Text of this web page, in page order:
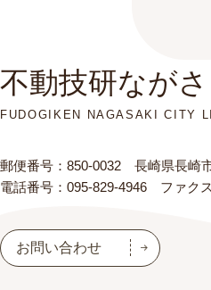
不動技研なが
FUDOGIKEN NAGASAKI CITY
郵便番号：850-0032 長崎県長崎
電話番号：095-829-4946 ファク
お問い合わせ